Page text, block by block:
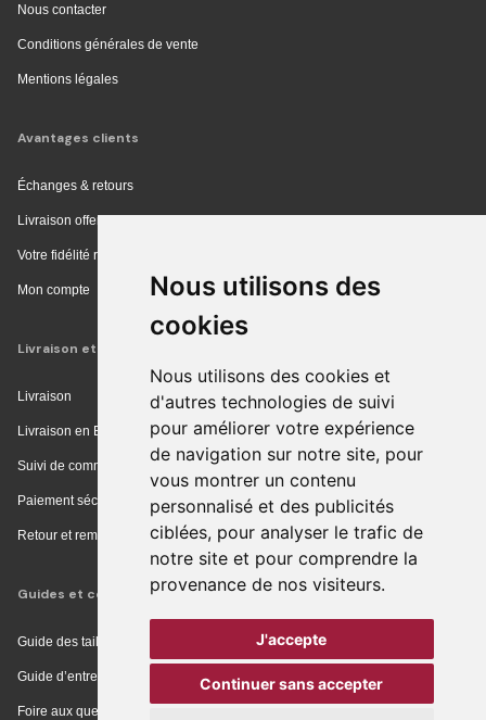
Nous utilisons des
cookies
Nous utilisons des cookies et
d'autres technologies de suivi
pour améliorer votre expérience
de navigation sur notre site, pour
vous montrer un contenu
personnalisé et des publicités
ciblées, pour analyser le trafic de
notre site et pour comprendre la
provenance de nos visiteurs.
J'accepte
Continuer sans accepter
Nous contacter
Conditions générales de vente
Mentions légales
Avantages clients
Échanges & retours
Livraison offerte en magasin
Votre fidélité récompensée
Mon compte
Livraison et achat
Livraison
Livraison en Europe
Suivi de commande
Paiement sécurisé
Retour et remboursement
Guides et conseils
Guide des tailles
Guide d’entretien
Foire aux questions